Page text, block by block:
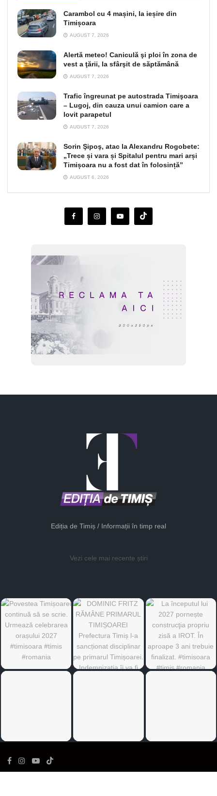
Carambol cu 4 mașini, la ieșire din
Timișoara
AUGUST 7, 2026
Alertă meteo! Caniculă şi ploi în zona de
vest a ţării, la sfârşit de săptămână
AUGUST 7, 2026
Trafic îngreunat pe autostrada Timişoara
– Lugoj, din cauza unui camion care a
lovit parapetul
AUGUST 7, 2026
Sorin Şipoş, atac la Alexandru Rogobete:
„Trece și vara și Spitalul pentru mari arși
Timișoara nu a fost dat în folosință”
AUGUST 6, 2026
Ediția de Timiș / Informații în timp real
Vezi cele mai recente știri